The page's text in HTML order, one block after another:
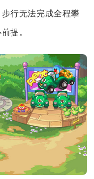
行无法完成全程攀
提。